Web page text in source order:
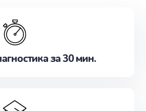
медлите записаться на
за 30 мин.